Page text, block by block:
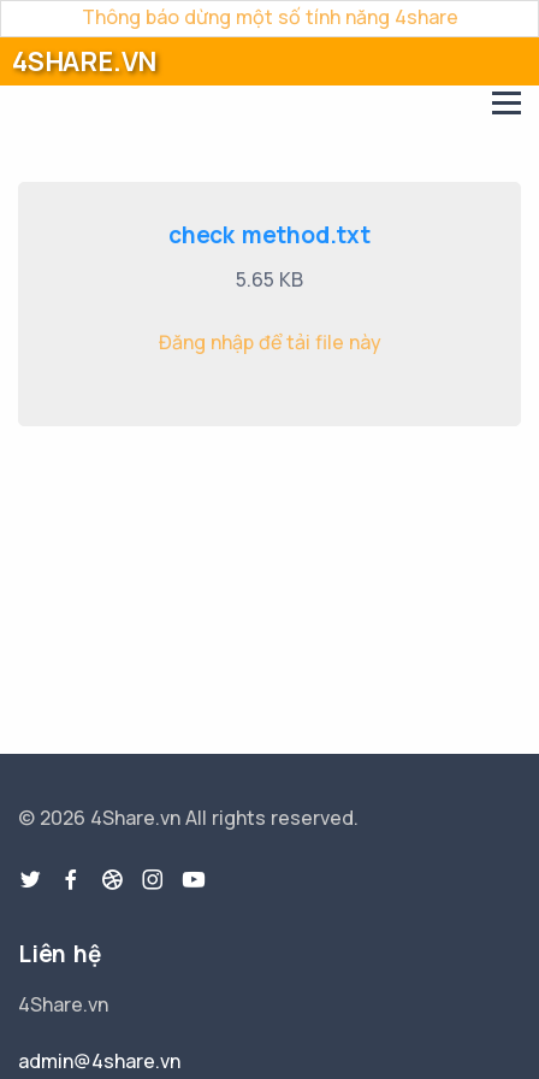
Thông báo dừng một số tính năng 4share
4SHARE.VN
check method.txt
5.65 KB
Đăng nhập để tải file này
© 2026 4Share.vnAll rights reserved.
Liên hệ
4Share.vn
admin@4share.vn